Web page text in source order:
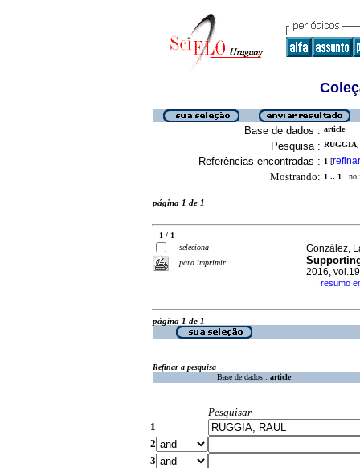
Base de dados : article
Pesquisa :
Referências encontradas : 1 [refinar
Mostrando: 1 .. 1 no
página 1 de 1
1 / 1
seleciona
para imprimir
González,
2016,
· resumo
página 1 de 1
Refinar a pesquisa
Base de dados : article
Pesquisar
1
2
3